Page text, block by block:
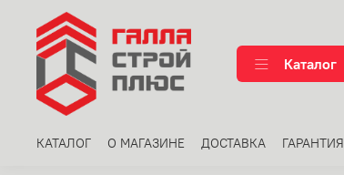
Каталог
КАТАЛОГ О МАГАЗИНЕ ДОСТАВКА ГАРАНТИЯ